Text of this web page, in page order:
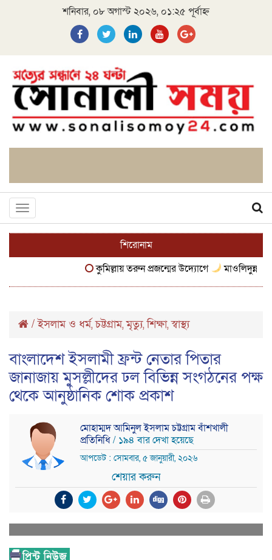
শনিবার, ০৮ অগাস্ট ২০২৬, ০১:২৫ পূর্বাহ্ন
Toggle
navigation
শিরোনাম
কুমিল্লায় তরুন প্রজন্মের উদ্যোগে
মাওলিদুন্নবী (দ.)
/ইসলাম ও ধর্ম,চট্টগ্রাম,মৃত্যু,শিক্ষা,স্বাস্থ্য
বাংলাদেশ ইসলামী ফ্রন্ট নেতার পিতার
জানাজায় মুসল্লীদের ঢল বিভিন্ন সংগঠনের পক্ষ
থেকে আনুষ্ঠানিক শোক প্রকাশ
মোহাম্মদ আমিনুল ইসলাম চট্টগ্রাম বাঁশখালী
প্রতিনিধি/ ১৯৪ বার দেখা হয়েছে
আপডেট : সোমবার, ৫ জানুয়ারী, ২০২৬
শেয়ার করুন